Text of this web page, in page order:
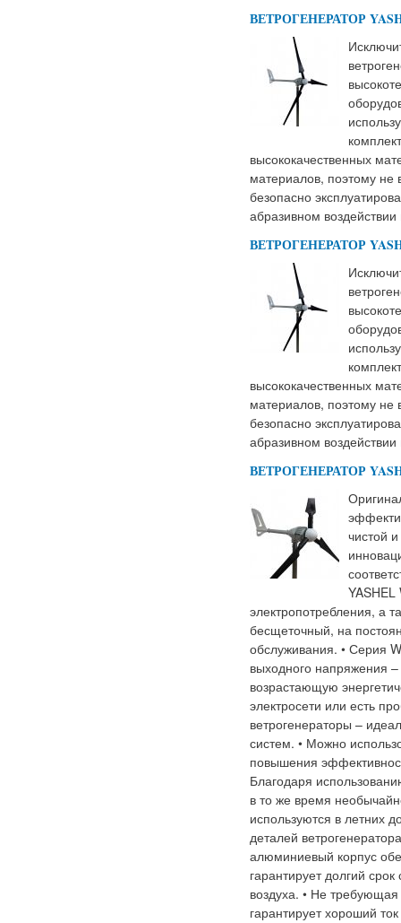
ВЕТРОГЕНЕРАТОР
высококачественных
материалов, поэтому не
безопасно
абразивном
ВЕТРОГЕНЕРАТОР
высококачественных
материалов, поэтому не
безопасно
абразивном
ВЕТРОГЕНЕРАТОР
чистой
электропотребления, а
бесщеточный, на
обслуживания. • Серия
выходного напряжения
возрастающую
электросети или есть
ветрогенераторы –
систем. • Можно
повышения
Благодаря
в то же время
используются в летних
деталей
алюминиевый корпус
гарантирует долгий
воздуха. • Не
гарантирует хороший